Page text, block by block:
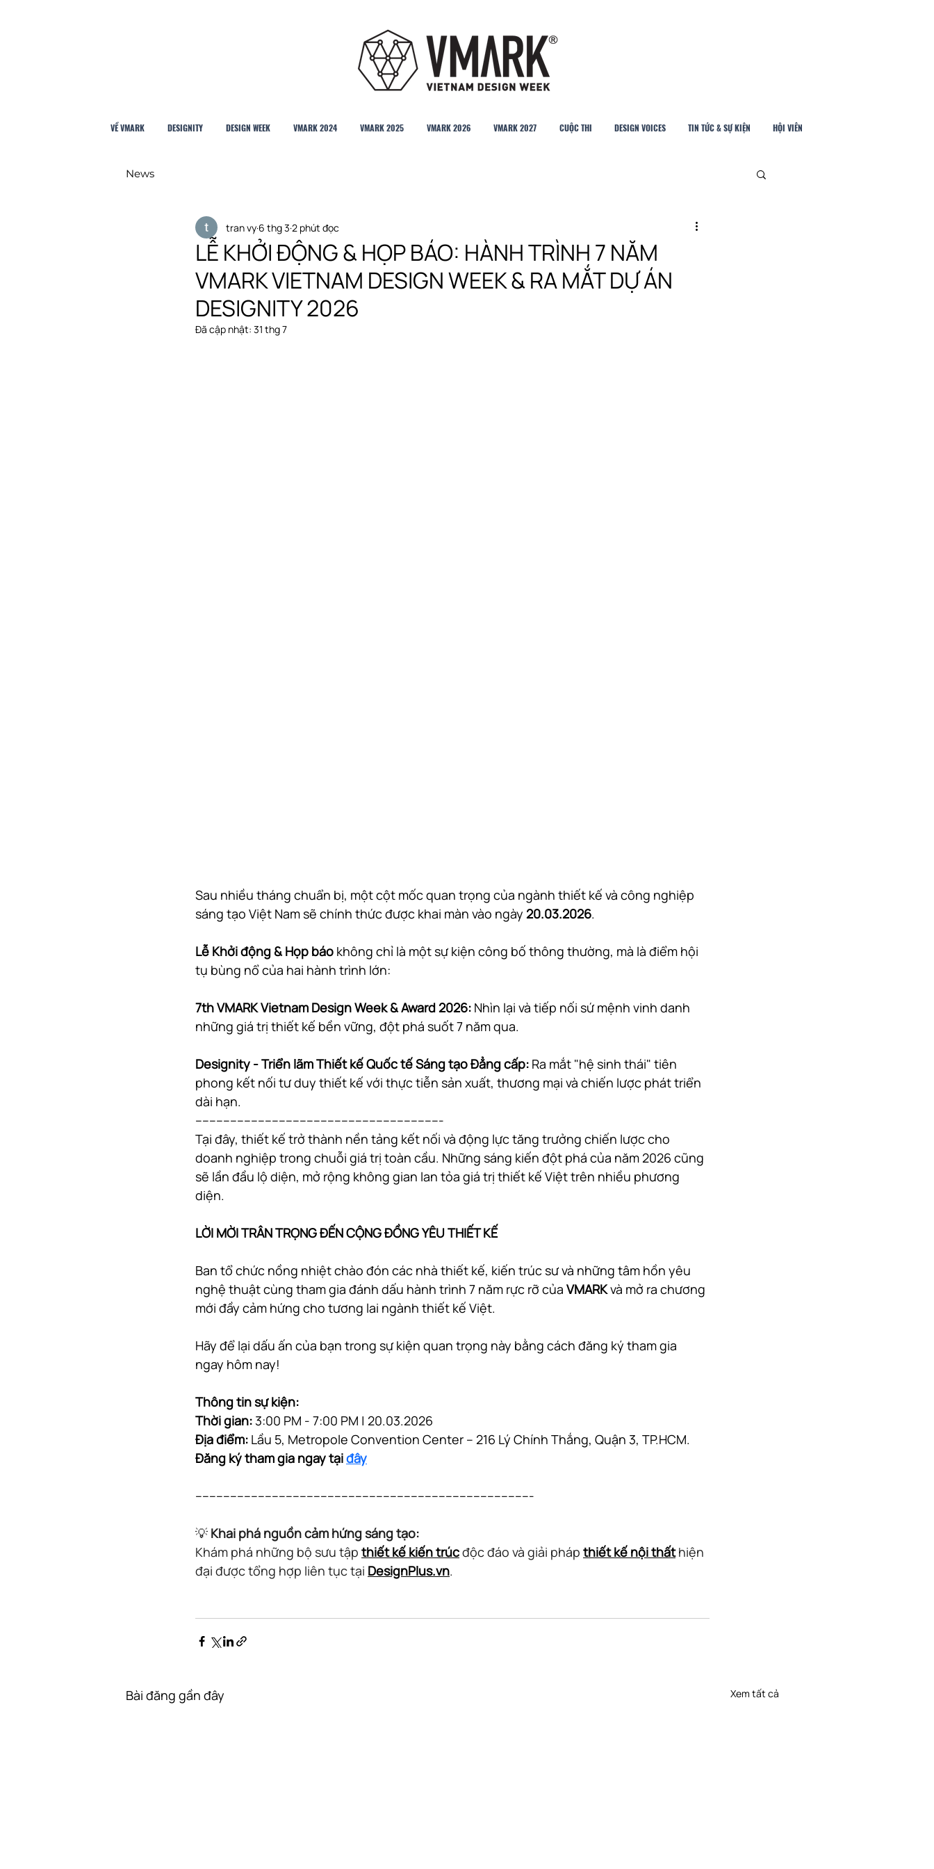
VỀ VMARK DESIGNITY DESIGN WEEK VMARK 2024 VMARK 2025 VMARK 2026 VMARK 2027 CUỘC THI DESIGN VOICES TIN TỨC & SỰ KIỆN HỘI VIÊN
News
LỄ KHỞI ĐỘNG & HỌP BÁO: HÀNH TRÌNH 7 NĂM
VMARK VIETNAM DESIGN WEEK & RA MẮT DỰ ÁN
DESIGNITY 2026
tran vy 6 thg 3 2 phút đọc
Đã cập nhật: 31 thg 7
Sau nhiều tháng chuẩn bị, một cột mốc quan trọng của ngành thiết kế và công nghiệp
sáng tạo Việt Nam sẽ chính thức được khai màn vào ngày 20.03.2026.
Lễ Khởi động & Họp báo không chỉ là một sự kiện công bố thông thường, mà là điểm hội
tụ bùng nổ của hai hành trình lớn:
7th VMARK Vietnam Design Week & Award 2026: Nhìn lại và tiếp nối sứ mệnh vinh danh
những giá trị thiết kế bền vững, đột phá suốt 7 năm qua.
Designity - Triển lãm Thiết kế Quốc tế Sáng tạo Đẳng cấp: Ra mắt "hệ sinh thái" tiên
phong kết nối tư duy thiết kế với thực tiễn sản xuất, thương mại và chiến lược phát triển
dài hạn.
-----------------------------------------------------------------------
Tại đây, thiết kế trở thành nền tảng kết nối và động lực tăng trưởng chiến lược cho
doanh nghiệp trong chuỗi giá trị toàn cầu. Những sáng kiến đột phá của năm 2026 cũng
sẽ lần đầu lộ diện, mở rộng không gian lan tỏa giá trị thiết kế Việt trên nhiều phương
diện.
LỜI MỜI TRÂN TRỌNG ĐẾN CỘNG ĐỒNG YÊU THIẾT KẾ
Ban tổ chức nồng nhiệt chào đón các nhà thiết kế, kiến trúc sư và những tâm hồn yêu
nghệ thuật cùng tham gia đánh dấu hành trình 7 năm rực rỡ của VMARK và mở ra chương
mới đầy cảm hứng cho tương lai ngành thiết kế Việt.
Hãy để lại dấu ấn của bạn trong sự kiện quan trọng này bằng cách đăng ký tham gia
ngay hôm nay!
Thông tin sự kiện:
Thời gian: 3:00 PM - 7:00 PM | 20.03.2026
Địa điểm: Lầu 5, Metropole Convention Center – 216 Lý Chính Thắng, Quận 3, TP.HCM.
Đăng ký tham gia ngay tại đây
-------------------------------------------------------------------------------------------------
💡 Khai phá nguồn cảm hứng sáng tạo:
Khám phá những bộ sưu tập thiết kế kiến trúc độc đáo và giải pháp thiết kế nội thất hiện
đại được tổng hợp liên tục tại DesignPlus.vn.
Bài đăng gần đây Xem tất cả